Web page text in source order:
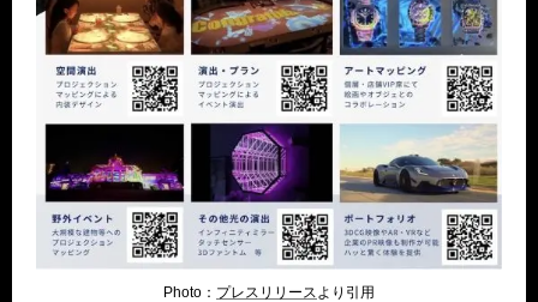
Photo： プレス リリースより引用